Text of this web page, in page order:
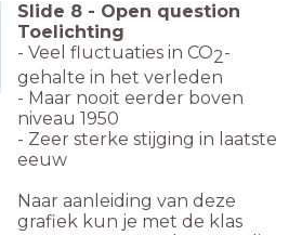
Slide 8 - Open question
Toelichting
- Veel fluctuaties in CO2-
gehalte in het verleden
- Maar nooit eerder boven
niveau 1950
- Zeer sterke stijging in laatste
eeuw
Naar aanleiding van deze
grafiek kun je met de klas